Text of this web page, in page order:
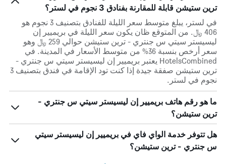
ترين ستيشن قابلة للمقارنة بفنادق 3 نجوم في لستر؟
في لستر، يبلغ متوسط ​​سعر الليلة للفنادق بتصنيف 3 نجوم هو
406 ﷼. من المتوقع ظان يكون سعر الليلة في بريميير إن
ليسيستر سيتي س جنتري - ترين ستيشن حوالي 259 ﷼ وهو
سعر أرخص بنسبة 36% من متوسط الأسعار في المدينة. في
HotelsCombined يعتبر بريميير إن ليسيستر سيتي س جنتري -
ترين ستيشن صفقة جيدة إذا كنت تود الإقامة في فندق بتصنيف 3
نجوم في لستر.
ما هو رقم هاتف بريميير إن ليسيستر سيتي س جنتري -
ترين ستيشن؟
هل تتوفر خدمة الواي فاي في بريميير إن ليسيستر سيتي
س جنتري - ترين ستيشن؟